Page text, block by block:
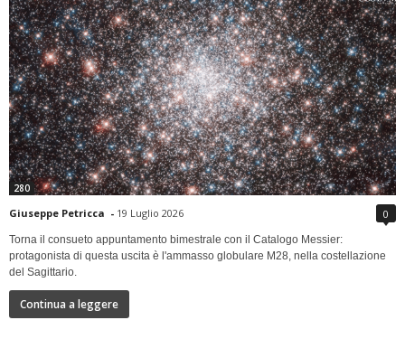
280
Giuseppe Petricca - 19 Luglio 2026 0
Torna il consueto appuntamento bimestrale con il Catalogo Messier:
protagonista di questa uscita è l'ammasso globulare M28, nella costellazione
del Sagittario.
Continua a leggere